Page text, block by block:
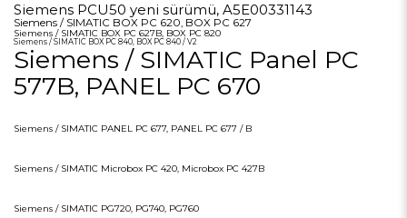
Siemens PCU50 yeni sürümü, A5E00331143
Siemens / SIMATIC BOX PC 620, BOX PC 627
Siemens / SIMATIC BOX PC 627B, BOX PC 820
Siemens / SIMATIC BOX PC 840, BOX PC 840 / V2
Siemens / SIMATIC Panel PC
577B, PANEL PC 670
Siemens / SIMATIC PANEL PC 677, PANEL PC 677 / B
Siemens / SIMATIC Microbox PC 420, Microbox PC 427B
Siemens / SIMATIC PG720, PG740, PG760